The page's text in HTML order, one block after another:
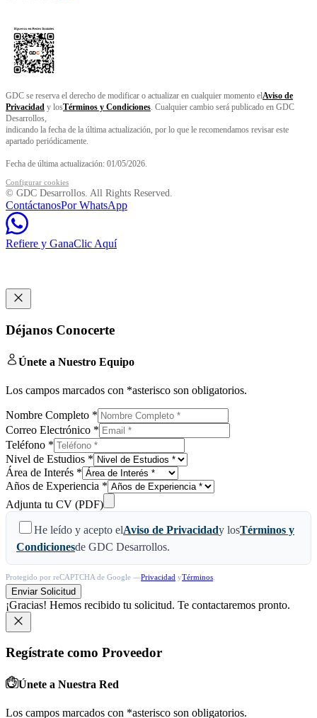
GDC se reserva el derecho de modificar o actualizar en cualquier momento elAviso de
Privacidad y losTérminos y Condiciones. Cualquier cambio será publicado en GDC
Desarrollos,
indicando la fecha de la última actualización, por lo que le recomendamos revisar este
apartado periódicamente.
Fecha de última actualización: 01/05/2026.
Configurar cookies
© GDC Desarrollos. All Rights Reserved.
ContáctanosPor WhatsApp
Refiere y GanaClic Aquí
Déjanos Conocerte
Únete a Nuestro Equipo
Los campos marcados con *asterisco son obligatorios.
Nombre Completo *
Correo Electrónico *
Teléfono *
Nivel de Estudios *
Área de Interés *
Años de Experiencia *
Adjunta tu CV (PDF)
He leído y acepto elAviso de Privacidady losTérminos y
Condicionesde GDC Desarrollos.
Protegido por reCAPTCHA de Google —Privacidad yTérminos
Enviar Solicitud
¡Gracias! Hemos recibido tu solicitud. Te contactaremos pronto.
Regístrate como Proveedor
Únete a Nuestra Red
Los campos marcados con *asterisco son obligatorios.